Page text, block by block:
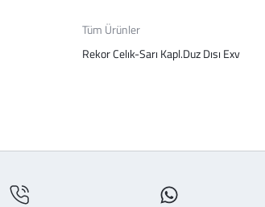
Tüm Ürünler
Rekor Celık-Sarı Kapl.Duz Dısı Exv